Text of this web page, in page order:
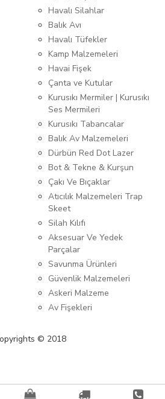
Havalı Silahlar
Balık Avı
Havalı Tüfekler
Kamp Malzemeleri
Havai Fişek
Çanta ve Kutular
Kurusıkı Mermiler | Kurusıkı
Ses Mermileri
Kurusıkı Tabancalar
Balık Av Malzemeleri
Dürbün Red Dot Lazer
Bot & Tekne & Kurşun
Çakı Ve Bıçaklar
Atıcılık Malzemeleri Trap
Skeet
Silah Kılıfı
Aksesuar Ve Yedek
Parçalar
Savunma Ürünleri
Güvenlik Malzemeleri
Askeri Malzeme
Av Fişekleri
© 2018
{%KATEGORI_ADI%}